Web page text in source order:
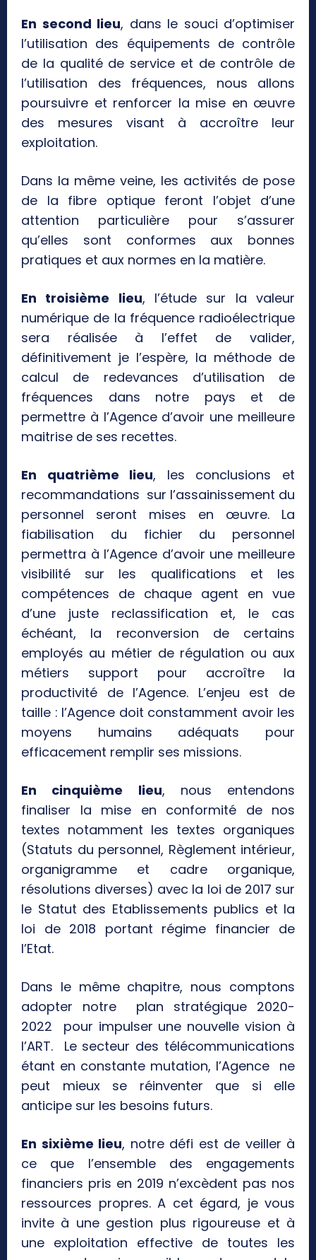
En second lieu, dans le souci d’optimiser
l’utilisation des équipements de contrôle
de la qualité de service et de contrôle de
l’utilisation des fréquences, nous allons
poursuivre et renforcer la mise en œuvre
des mesures visant à accroître leur
exploitation.
Dans la même veine, les activités de pose
de la fibre optique feront l’objet d’une
attention particulière pour s’assurer
qu’elles sont conformes aux bonnes
pratiques et aux normes en la matière.
En troisième lieu, l’étude sur la valeur
numérique de la fréquence radioélectrique
sera réalisée à l’effet de valider,
définitivement je l’espère, la méthode de
calcul de redevances d’utilisation de
fréquences dans notre pays et de
permettre à l’Agence d’avoir une meilleure
maitrise de ses recettes.
En quatrième lieu, les conclusions et
recommandations sur l’assainissement du
personnel seront mises en œuvre. La
fiabilisation du fichier du personnel
permettra à l’Agence d’avoir une meilleure
visibilité sur les qualifications et les
compétences de chaque agent en vue
d’une juste reclassification et, le cas
échéant, la reconversion de certains
employés au métier de régulation ou aux
métiers support pour accroître la
productivité de l’Agence. L’enjeu est de
taille : l’Agence doit constamment avoir les
moyens humains adéquats pour
efficacement remplir ses missions.
En cinquième lieu, nous entendons
finaliser la mise en conformité de nos
textes notamment les textes organiques
(Statuts du personnel, Règlement intérieur,
organigramme et cadre organique,
résolutions diverses) avec la loi de 2017 sur
le Statut des Etablissements publics et la
loi de 2018 portant régime financier de
l’Etat.
Dans le même chapitre, nous comptons
adopter notre plan stratégique 2020-
2022 pour impulser une nouvelle vision à
l’ART. Le secteur des télécommunications
étant en constante mutation, l’Agence ne
peut mieux se réinventer que si elle
anticipe sur les besoins futurs.
En sixième lieu, notre défi est de veiller à
ce que l’ensemble des engagements
financiers pris en 2019 n’excèdent pas nos
ressources propres. A cet égard, je vous
invite à une gestion plus rigoureuse et à
une exploitation effective de toutes les